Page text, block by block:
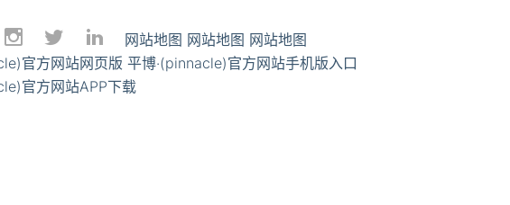
网站地图 网站地图 网站地图
官方网站网页版 平博·(pinnacle)官方网站手机版入口
官方网站APP下载